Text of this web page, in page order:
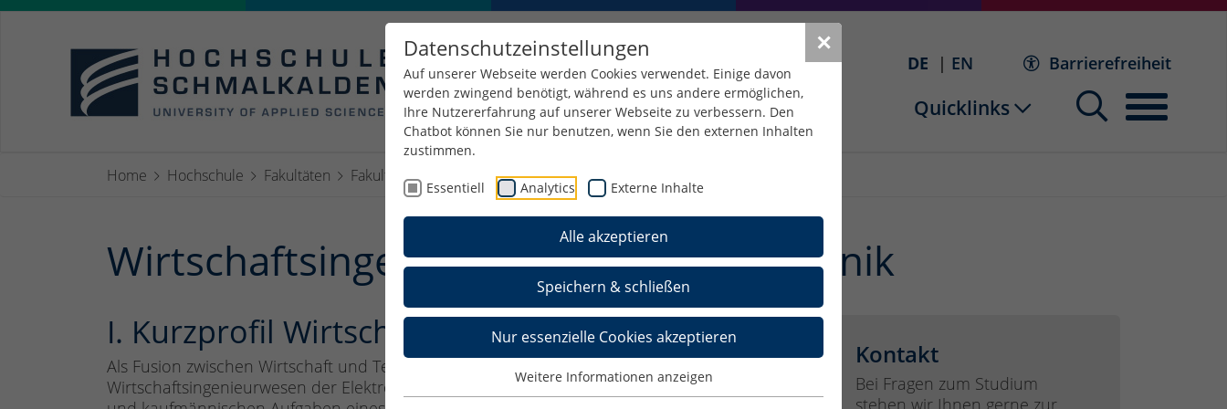
✕
Datenschutzeinstellungen
Auf unserer Webseite werden Cookies verwendet. Einige davon
werden zwingend benötigt, während es uns andere ermöglichen,
Ihre Nutzererfahrung auf unserer Webseite zu verbessern. Den
Chatbot können Sie nur benutzen, wenn Sie den externen Inhalten
zustimmen.
Essentiell Analytics Externe Inhalte
Alle akzeptieren
Speichern & schließen
Nur essenzielle Cookies akzeptieren
Weitere Informationen anzeigen
DE EN Barrierefreiheit
Quicklinks
Home Hochschule Fakultäten Fakultät Elektrotechnik Studium Interessenten
Wirtschaftsingenieurwesen Elektrotechnik
I. Kurzprofil Wirtschaftsingenieurwesen
Als Fusion zwischen Wirtschaft und Technik bildet das Studium
Wirtschaftsingenieurwesen der Elektrotechnik das Bindeglied zwischen den technischen
Kontakt
Bei Fragen zum Studium
stehen wir Ihnen gerne zur